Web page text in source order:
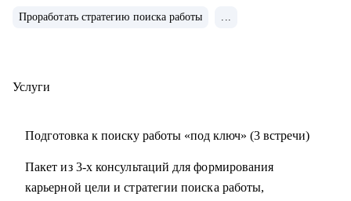
карьерного трека и смены профессии.
С чем помогу:
вашего позиционирования на рынке труда.
• Составлю резюме так, чтобы оно отражало вашу
Проработать стратегию поиска работы ...
Услуги
Подготовка к поиску работы «под ключ» (3 встречи)
Пакет из 3-х консультаций для формирования
карьерной цели и стратегии поиска работы,